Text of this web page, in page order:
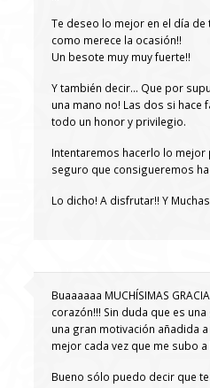
Te deseo lo mejor en el día
como merece la ocasión!!
Un besote muy muy fuerte!!
Y también decir… Que por
una mano no! Las dos si hace
todo un honor y privilegio.
Intentaremos hacerlo lo
seguro que consigueremos
Lo dicho! A disfrutar!! Y
Buaaaaaa MUCHÍSIMAS
corazón!!! Sin duda que es
una gran motivación añadida
mejor cada vez que me subo
Bueno sólo puedo decir que